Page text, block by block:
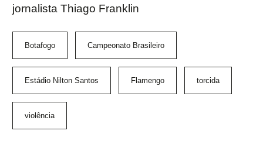
jornalista Thiago Franklin
Botafogo Campeonato Brasileiro
Estádio Nilton Santos Flamengo torcida
violência